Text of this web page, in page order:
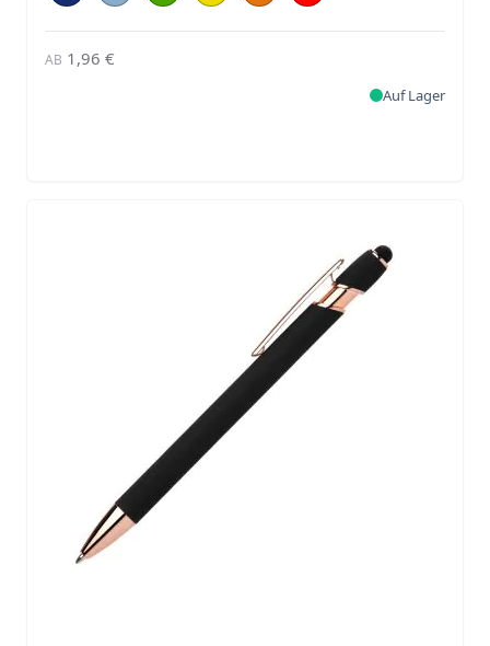
AB 1,96 €
Auf Lager